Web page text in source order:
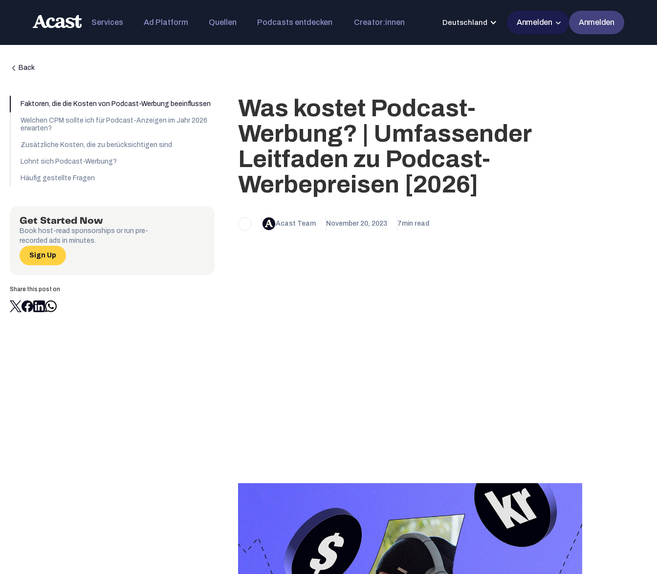
Services Ad Platform Quellen Podcasts entdecken Creator:innen Deutschland Anmelden Anmelden
Back
Faktoren, die die Kosten von Podcast-Werbung beeinflussen
Welchen CPM sollte ich für Podcast-Anzeigen im Jahr 2026
erwarten?
Zusätzliche Kosten, die zu berücksichtigen sind
Lohnt sich Podcast-Werbung?
Häufig gestellte Fragen
Get Started Now
Book host-read sponsorships or run pre-
recorded ads in minutes.
Sign Up
Share this post on
Was kostet Podcast-
Werbung? | Umfassender
Leitfaden zu Podcast-
Werbepreisen [2026]
Acast Team November 20, 2023 7min read
Die Kosten einer Podcast-Werbekampagne zu verstehen, kann verwirrend sein, besonders wenn man neu in der
Podcast-Werbung ist. Dieser Leitfaden soll all jenen helfen, die sich einen Überblick über die Kosten von
Podcast-Werbung verschaffen möchten.
Wenn Sie die „TL;DR“ (zu lang, nicht gelesen) Version wünschen:
Der durchschnittliche CPM (Kosten pro Tausend/1000 Hörer) für Podcast-Werbung im Jahr 2026 liegt